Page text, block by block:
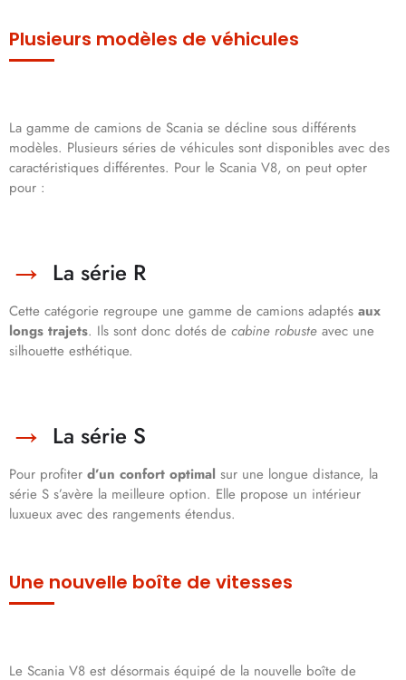
Plusieurs modèles de véhicules
La gamme de camions de Scania se décline sous différents
modèles. Plusieurs séries de véhicules sont disponibles avec des
caractéristiques différentes. Pour le Scania V8, on peut opter
pour :
La série R
Cette catégorie regroupe une gamme de camions adaptés aux
longs trajets. Ils sont donc dotés de cabine robuste avec une
silhouette esthétique.
La série S
Pour profiter d’un confort optimal sur une longue distance, la
série S s’avère la meilleure option. Elle propose un intérieur
luxueux avec des rangements étendus.
Une nouvelle boîte de vitesses
Le Scania V8 est désormais équipé de la nouvelle boîte de